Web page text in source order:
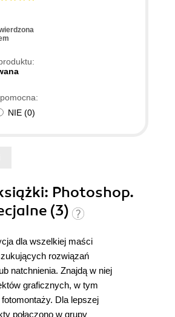
zdjęć rodzinnych.
NIE (0)
: Photoshop.
(3)
dla wszelkiej maści
rozwiązań
natchnienia. Znajdą w niej
graficznych, w tym
Dla lepszej
połączono w grupy